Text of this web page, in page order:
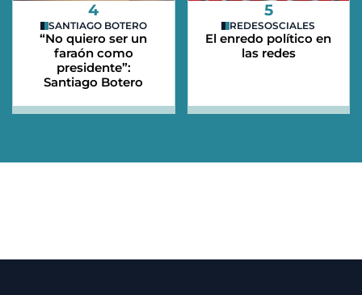
4
SANTIAGO BOTERO
“No quiero ser un
faraón como
presidente”:
Santiago Botero
5
REDESOSCIALES
El enredo político en
las redes